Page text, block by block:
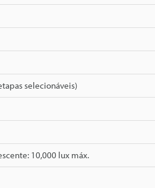
selecionáveis)
10,000 lux máx.